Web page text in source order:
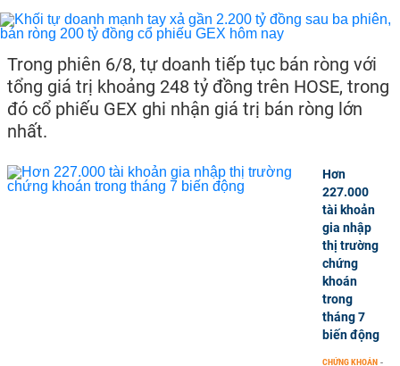
Trong phiên 6/8, tự doanh tiếp tục bán ròng với
tổng giá trị khoảng 248 tỷ đồng trên HOSE, trong
đó cổ phiếu GEX ghi nhận giá trị bán ròng lớn
nhất.
Hơn
227.000
tài khoản
gia nhập
thị trường
chứng
khoán
trong
tháng 7
biến động
CHỨNG KHOÁN -